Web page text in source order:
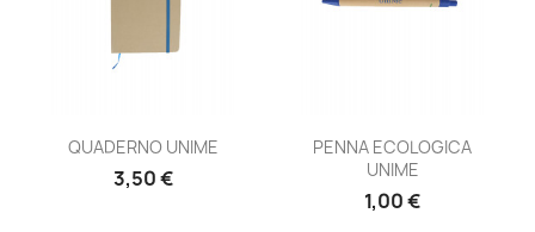
QUADERNO UNIME
3,50 €
PENNA ECOLOGICA
UNIME
1,00 €